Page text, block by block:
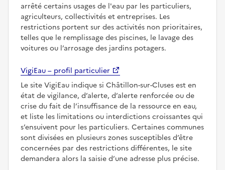
arrêté certains usages de l'eau par les particuliers,
agriculteurs, collectivités et entreprises. Les
restrictions portent sur des activités non prioritaires,
telles que le remplissage des piscines, le lavage des
voitures ou l’arrosage des jardins potagers.
VigiEau – profil particulier
Le site VigiEau indique si Châtillon-sur-Cluses est en
état de vigilance, d’alerte, d’alerte renforcée ou de
crise du fait de l’insuffisance de la ressource en eau,
et liste les limitations ou interdictions croissantes qui
s’ensuivent pour les particuliers. Certaines communes
sont divisées en plusieurs zones susceptibles d’être
concernées par des restrictions différentes, le site
demandera alors la saisie d’une adresse plus précise.